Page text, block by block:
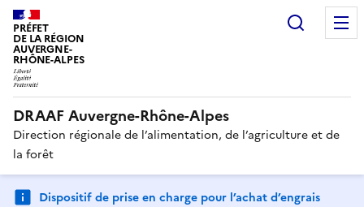
Panneau de gestion des cookies
PRÉFET
DE LA RÉGION
AUVERGNE-
RHÔNE-ALPES
DRAAF Auvergne-Rhône-Alpes
Direction régionale de l’alimentation, de l’agriculture et de
la forêt
Dispositif de prise en charge pour l’achat d’engrais